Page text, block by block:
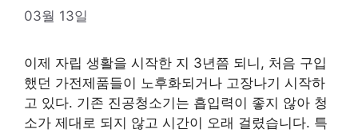
03월 13일
이제 자립 생활을 시작한 지 3년쯤 되니, 처음 구입
했던 가전제품들이 노후화되거나 고장나기 시작하
고 있다. 기존 진공청소기는 흡입력이 좋지 않아 청
소가 제대로 되지 않고 시간이 오래 걸렸습니다. 특